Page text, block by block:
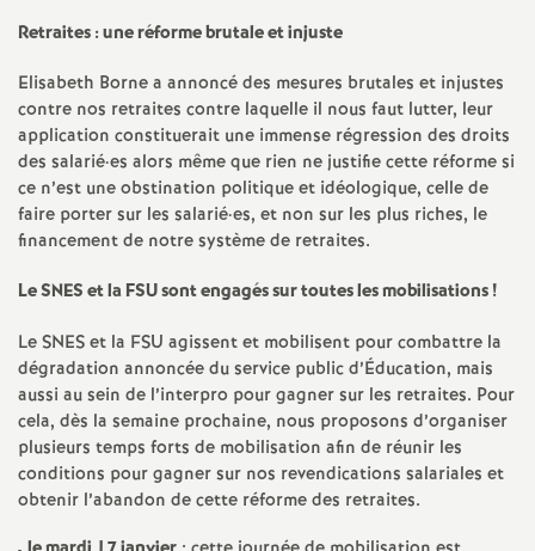
g
n
e
m
e
n
t
s
Retraites : une réforme brutale et injuste
Elisabeth Borne a annoncé des mesures brutales et injustes
contre nos retraites contre laquelle il nous faut lutter, leur
application constituerait une immense régression des droits
des salarié·es alors même que rien ne justifie cette réforme si
ce n’est une obstination politique et idéologique, celle de
faire porter sur les salarié·es, et non sur les plus riches, le
financement de notre système de retraites.
LeSNESet laFSUsont engagés sur toutes les mobilisations!
LeSNESet la FSU agissent et mobilisent pour combattre la
dégradation annoncée du service public d’Éducation, mais
aussi au sein de l’interpro pour gagner sur les retraites. Pour
cela, dès la semaine prochaine, nous proposons d’organiser
plusieurs temps forts de mobilisation afin de réunir les
conditions pour gagner sur nos revendications salariales et
obtenir l’abandon de cette réforme des retraites.